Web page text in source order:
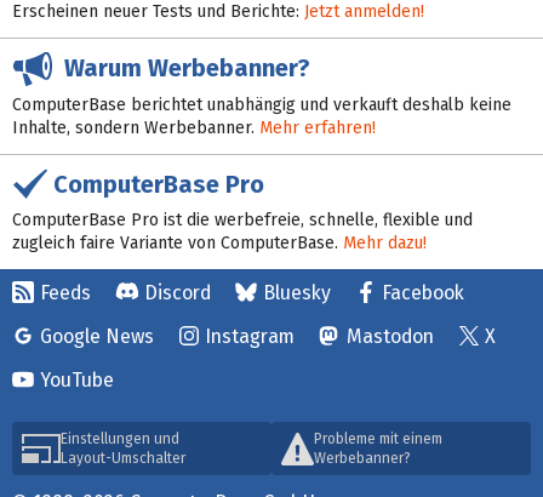
Erscheinen neuer Tests und Berichte: Jetzt anmelden!
Warum Werbebanner?
ComputerBase berichtet unabhängig und verkauft deshalb keine
Inhalte, sondern Werbebanner. Mehr erfahren!
ComputerBase Pro
ComputerBase Pro ist die werbefreie, schnelle, flexible und
zugleich faire Variante von ComputerBase. Mehr dazu!
Feeds Discord Bluesky
Facebook
Google News
Instagram Mastodon
X
YouTube
Einstellungen und
Layout-Umschalter
Probleme mit einem
Werbebanner?